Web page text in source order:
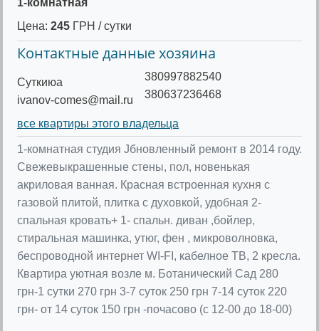
1-комнатная
Цена: 245 ГРН / сутки
Контактные данные хозяина
Cуткиюа
ivanov-comes@mail.ru
380997882540
380637236468
все квартиры этого владельца
1-комнатная студия Jбновленный ремонт в 2014 году.
Свежевыкрашенные стены, пол, новенькая
акриловая ванная. Красная встроенная кухня с
газовой плитой, плитка с духовкой, удобная 2-
спальная кровать+ 1- спальн. диван ,бойлер,
стиральная машинка, утюг, фен , микроволновка,
беспроводной интернет WI-FI, кабелное ТВ, 2 кресла.
Квартира уютная возле м. Ботанический Сад 280
грн-1 сутки 270 грн 3-7 суток 250 грн 7-14 суток 220
грн- от 14 суток 150 грн -почасово (с 12-00 до 18-00)